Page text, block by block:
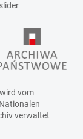
vom
Nationalen
verwaltet